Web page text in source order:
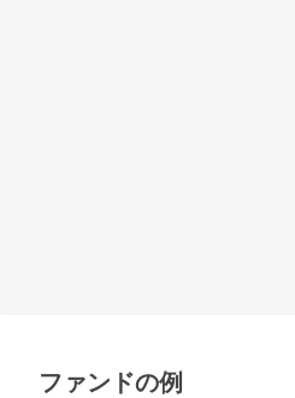
ファンドの例